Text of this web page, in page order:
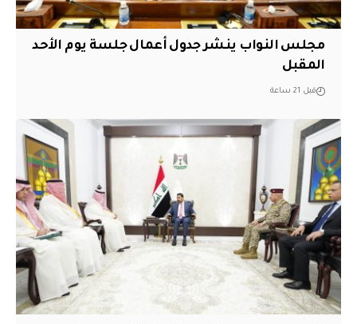
مجلس النواب ينشر جدول أعمال جلسة يوم الأحد
المقبل
قبل 21 ساعة